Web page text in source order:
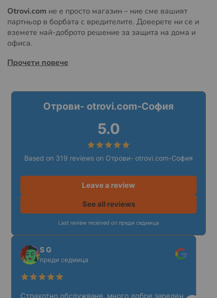
Otrovi.com не е просто магазин – ние сме вашият
партньор в борбата с вредителите. Доверете ни се и
вземете най-доброто решение за защита на дома и
офиса.
Прочети повече